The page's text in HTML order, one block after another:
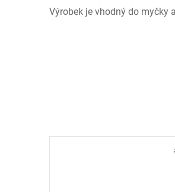
Výrobek je vhodný do myčky